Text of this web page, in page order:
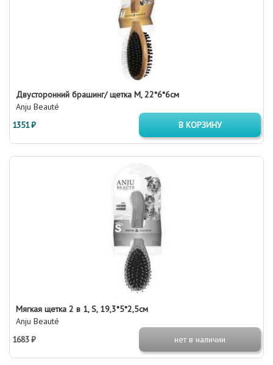
Двусторонний брашинг/ щетка М, 22*6*6см
Anju Beauté
1351 ₽
В КОРЗИНУ
Мягкая щетка 2 в 1, S, 19,3*5*2,5см
Anju Beauté
1683 ₽
нет в наличии